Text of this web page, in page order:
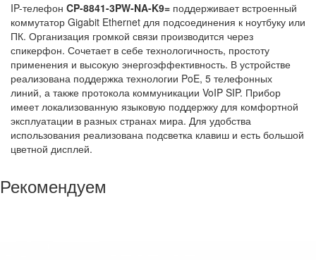
IP-телефон CP-8841-3PW-NA-K9= поддерживает встроенный
коммутатор Gigabit Ethernet для подсоединения к ноутбуку или
ПК. Организация громкой связи производится через
спикерфон. Сочетает в себе технологичность, простоту
применения и высокую энергоэффективность. В устройстве
реализована поддержка технологии PoE, 5 телефонных
линий, а также протокола коммуникации VoIP SIP. Прибор
имеет локализованную языковую поддержку для комфортной
эксплуатации в разных странах мира. Для удобства
использования реализована подсветка клавиш и есть большой
цветной дисплей.
Рекомендуем